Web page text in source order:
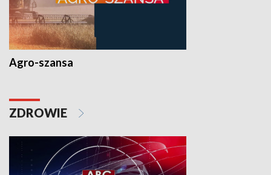
Agro-szansa
ZDROWIE